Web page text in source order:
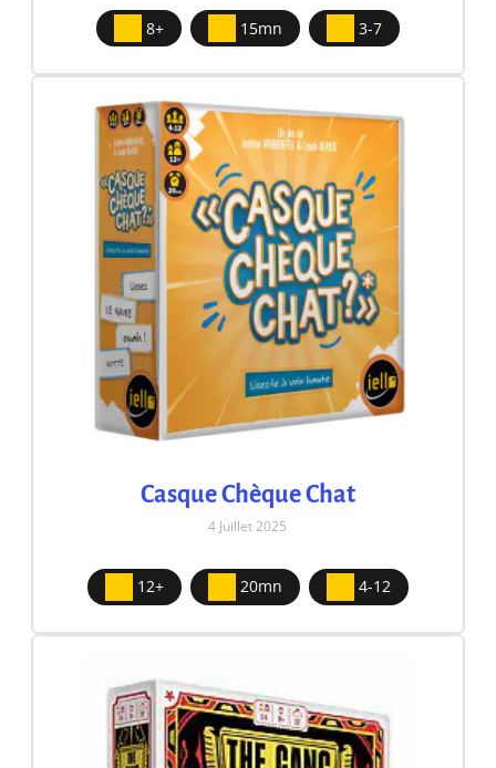
8+ 15mn 3-7
Casque Chèque Chat
4 Juillet 2025
12+ 20mn 4-12